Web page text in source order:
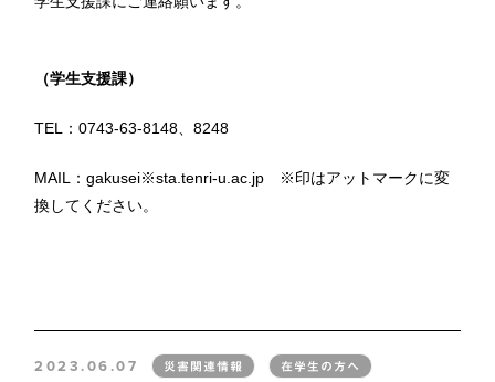
（学生支援課）
TEL：0743-63-8148、8248
MAIL：gakusei※sta.tenri-u.ac.jp ※印はアットマークに変
換してください。
2023.06.07 災害関連情報 在学生の方へ